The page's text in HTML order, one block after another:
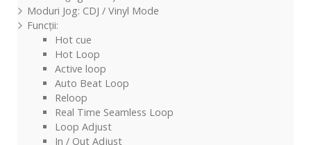
Moduri Jog: CDJ / Vinyl Mode
Funcții:
Hot cue
Hot Loop
Active loop
Auto Beat Loop
Reloop
Real Time Seamless Loop
Loop Adjust
In / Out Adjust